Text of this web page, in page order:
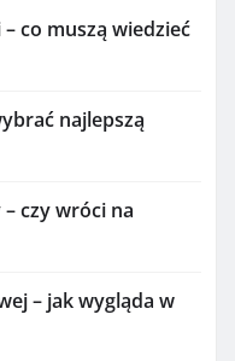
co muszą wiedzieć
najlepszą
czy wróci na
– jak wygląda w